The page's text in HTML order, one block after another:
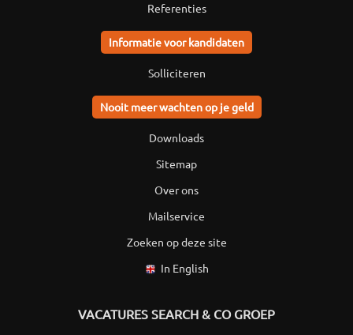
Referenties
Informatie voor kandidaten
Solliciteren
Nooit meer wachten op je geld
Downloads
Sitemap
Over ons
Mailservice
Zoeken op deze site
In English
VACATURES SEARCH & CO GROEP